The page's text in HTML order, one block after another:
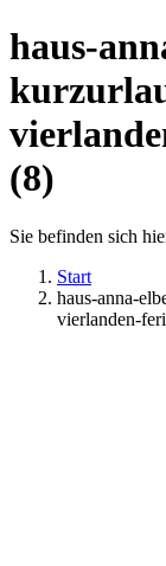
haus-
(8)
Sie befinden sich
Start
haus-anna-
vierlanden-